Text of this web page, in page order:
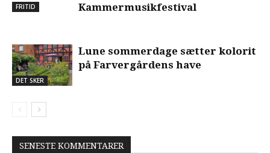
FRITID
Kammermusikfestival
DET SKER
Lune sommerdage sætter kolorit
på Farvergårdens have
SENESTE KOMMENTARER